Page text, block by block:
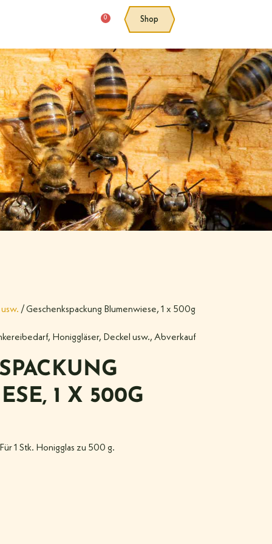
0 Shop
/ Geschenkspackung Blumenwiese, 1 x 500g
, Honiggläser, Deckel usw., Abverkauf
1 X 500G
1 Stk. Honigglas zu 500 g.